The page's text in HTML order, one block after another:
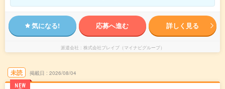
気になる! 応募へ進む 詳しく見る
派遣会社 株式会社ブレイブ（マイナビグループ）
未読
NEW
掲載日 2026/08/04